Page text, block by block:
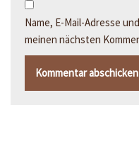
Name, E-Mail-Adresse
meinen nächsten